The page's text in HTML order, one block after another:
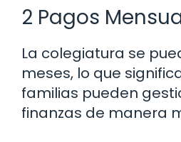
2 Pagos
La colegiatura se
meses, lo que
familias pueden
finanzas de manera